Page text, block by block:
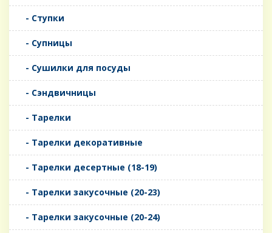
- Ступки
- Супницы
- Сушилки для посуды
- Сэндвичницы
- Тарелки
- Тарелки декоративные
- Тарелки десертные (18-19)
- Тарелки закусочные (20-23)
- Тарелки закусочные (20-24)